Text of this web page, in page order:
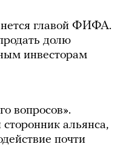
главой ФИФА.
долю
инвесторам
вопросов».
альянса,
почти